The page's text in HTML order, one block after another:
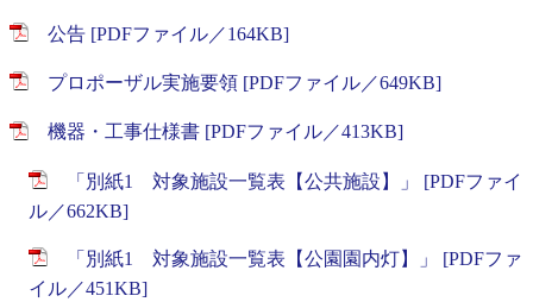
公告 [PDFファイル／164KB]
プロポーザル実施要領 [PDFファイル／649KB]
機器・工事仕様書 [PDFファイル／413KB]
「別紙1 対象施設一覧表【公共施設】」 [PDFファイ
ル／662KB]
「別紙1 対象施設一覧表【公園園内灯】」 [PDFファ
イル／451KB]